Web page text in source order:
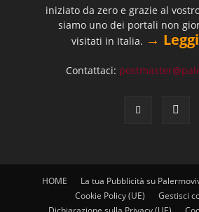
iniziato da zero e grazie al
siamo uno dei portali non
visitati in Italia. →
Contattaci:
HOME La tua Pubblicità su
Cookie Policy (UE)
Gestisci